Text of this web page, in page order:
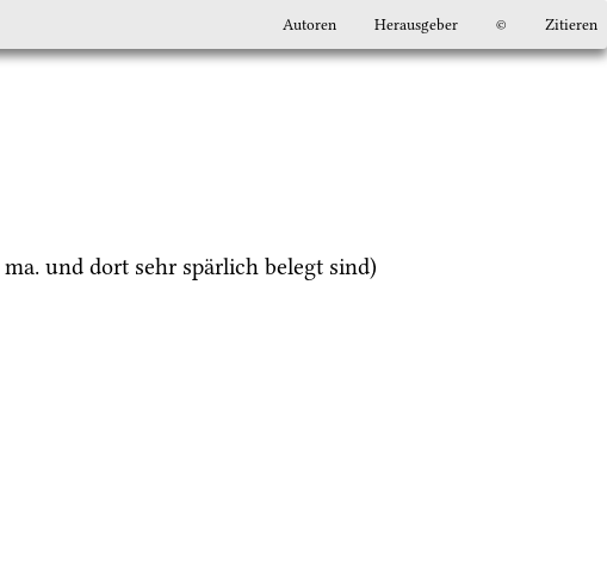
Autoren Herausgeber © Zitieren
ma. und dort sehr spärlich belegt sind)